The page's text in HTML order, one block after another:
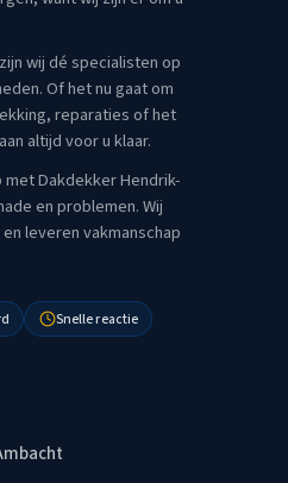
wij dé specialisten op
Of het nu gaat om
reparaties of het
altijd voor u klaar.
Dakdekker Hendrik-
en problemen. Wij
leveren vakmanschap
Snelle reactie